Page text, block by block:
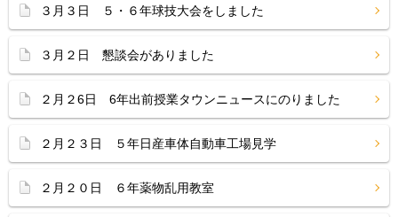
３月３日 ５・６年球技大会をしました
３月２日 懇談会がありました
２月２6日 6年出前授業タウンニュースにのりました
２月２３日 ５年日産車体自動車工場見学
２月２０日 ６年薬物乱用教室